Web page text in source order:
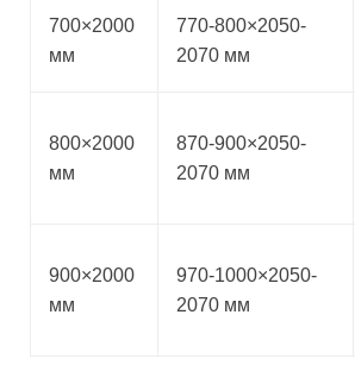
700×2000
мм
770-800×2050-
2070 мм
800×2000
мм
870-900×2050-
2070 мм
900×2000
мм
970-1000×2050-
2070 мм